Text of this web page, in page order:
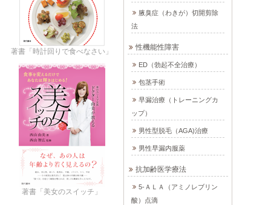
腋臭症（わきが）切開剪除
法
性機能性障害
ED（勃起不全治療）
包茎手術
早漏治療（トレーニングカ
ップ）
男性型脱毛（AGA)治療
男性早漏内服薬
抗加齢医学療法
5-ＡＬＡ（アミノレブリン
酸）点滴
著書「時計回りで食べなさい」
著書「美女のスイッチ」